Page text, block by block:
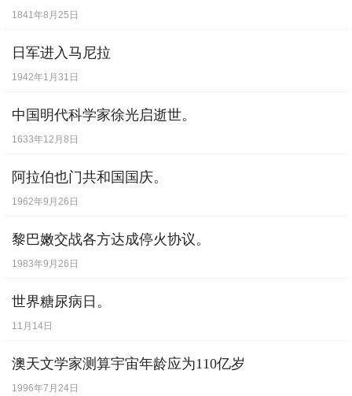
1841年8月25日
日军进入马尼拉
1942年1月31日
中国明代科学家徐光启逝世。
1633年12月8日
阿拉伯也门共和国国庆。
1962年9月26日
黎巴嫩交战各方达成停火协议。
1983年9月26日
世界糖尿病日。
11月14日
澳天文学家测算宇宙年龄应为110亿岁
1996年7月24日